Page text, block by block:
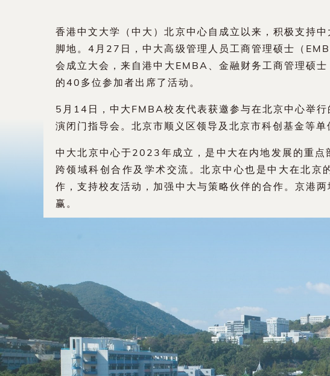
香港中文大学（中大）北京中心自成立以来，积极支持
脚地。4月27日，中大高级管理人员工商管理硕士（
会成立大会，来自港中大EMBA、金融财务工商管理硕
的40多位参加者出席了活动。
5月14日，中大FMBA校友代表获邀参与在北京中心举
演闭门指导会。北京市顺义区领导及北京市科创基金等
中大北京中心于2023年成立，是中大在内地发展的重点
跨领域科创合作及学术交流。北京中心也是中大在北京
作，支持校友活动，加强中大与策略伙伴的合作。京港
赢。